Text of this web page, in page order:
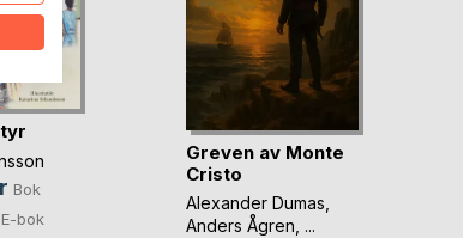
Bok
E-bok
Greven av Monte
Cristo
Alexander Dumas
Anders Ågren , ...